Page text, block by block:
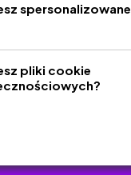
spersonalizowane
pliki cookie